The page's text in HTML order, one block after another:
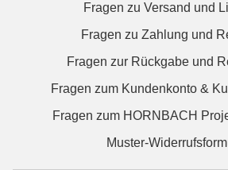
Fragen zu Versand und
Fragen zu Zahlung und
Fragen zur Rückgabe und
Fragen zum Kundenkonto &
Fragen zum HORNBACH
Muster-